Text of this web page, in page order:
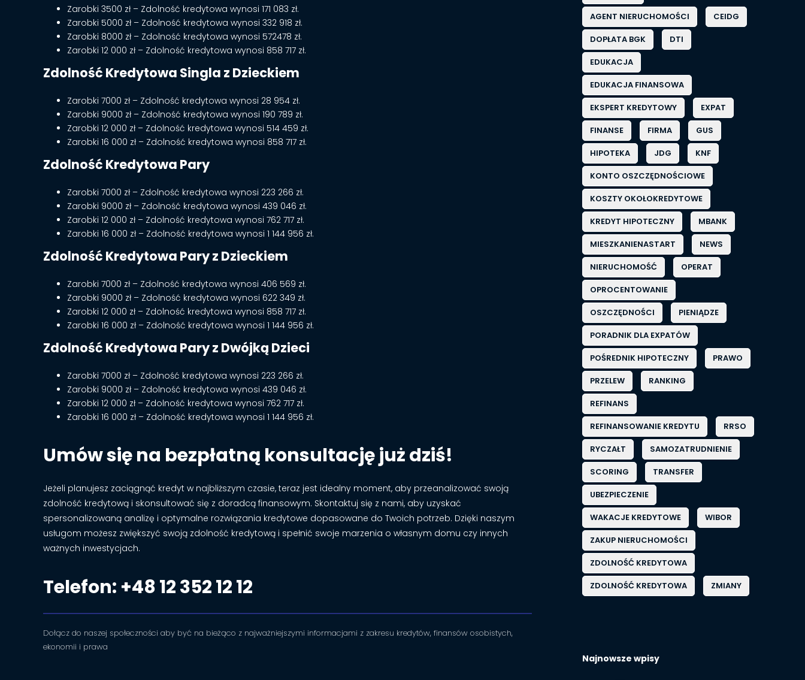
Zarobki 3500 zł – Zdolność kredytowa wynosi 171 083 zł.
Zarobki 5000 zł – Zdolność kredytowa wynosi 332 918 zł.
Zarobki 8000 zł – Zdolność kredytowa wynosi 572478 zł.
Zarobki 12 000 zł – Zdolność kredytowa wynosi 858 717 zł.
Zdolność Kredytowa Singla z Dzieckiem
Zarobki 7000 zł – Zdolność kredytowa wynosi 28 954 zł.
Zarobki 9000 zł – Zdolność kredytowa wynosi 190 789 zł.
Zarobki 12 000 zł – Zdolność kredytowa wynosi 514 459 zł.
Zarobki 16 000 zł – Zdolność kredytowa wynosi 858 717 zł.
Zdolność Kredytowa Pary
Zarobki 7000 zł – Zdolność kredytowa wynosi 223 266 zł.
Zarobki 9000 zł – Zdolność kredytowa wynosi 439 046 zł.
Zarobki 12 000 zł – Zdolność kredytowa wynosi 762 717 zł.
Zarobki 16 000 zł – Zdolność kredytowa wynosi 1 144 956 zł.
Zdolność Kredytowa Pary z Dzieckiem
Zarobki 7000 zł – Zdolność kredytowa wynosi 406 569 zł.
Zarobki 9000 zł – Zdolność kredytowa wynosi 622 349 zł.
Zarobki 12 000 zł – Zdolność kredytowa wynosi 858 717 zł.
Zarobki 16 000 zł – Zdolność kredytowa wynosi 1 144 956 zł.
Zdolność Kredytowa Pary z Dwójką Dzieci
Zarobki 7000 zł – Zdolność kredytowa wynosi 223 266 zł.
Zarobki 9000 zł – Zdolność kredytowa wynosi 439 046 zł.
Zarobki 12 000 zł – Zdolność kredytowa wynosi 762 717 zł.
Zarobki 16 000 zł – Zdolność kredytowa wynosi 1 144 956 zł.
Umów się na bezpłatną konsultację już dziś!
Jeżeli planujesz zaciągnąć kredyt w najbliższym czasie, teraz jest idealny moment, aby przeanalizować swoją
zdolność kredytową i skonsultować się z doradcą finansowym. Skontaktuj się z nami, aby uzyskać
spersonalizowaną analizę i optymalne rozwiązania kredytowe dopasowane do Twoich potrzeb. Dzięki naszym
usługom możesz zwiększyć swoją zdolność kredytową i spełnić swoje marzenia o własnym domu czy innych
ważnych inwestycjach.
Telefon: +48 12 352 12 12
Dołącz do naszej społeczności aby być na bieżąco z najważniejszymi informacjami z zakresu kredytów, finansów osobistych,
ekonomii i prawa
AGENT NIERUCHOMOŚCI
CEIDG
DOPŁATA BGK
DTI
EDUKACJA
EDUKACJA FINANSOWA
EKSPERT KREDYTOWY
EXPAT
FINANSE
FIRMA
GUS
HIPOTEKA
JDG
KNF
KONTO OSZCZĘDNOŚCIOWE
KOSZTY OKOŁOKREDYTOWE
KREDYT HIPOTECZNY
MBANK
MIESZKANIENASTART
NEWS
NIERUCHOMOŚĆ
OPERAT
OPROCENTOWANIE
OSZCZĘDNOŚCI
PIENIĄDZE
PORADNIK DLA EXPATÓW
POŚREDNIK HIPOTECZNY
PRAWO
PRZELEW
RANKING
REFINANS
REFINANSOWANIE KREDYTU
RRSO
RYCZAŁT
SAMOZATRUDNIENIE
SCORING
TRANSFER
UBEZPIECZENIE
WAKACJE KREDYTOWE
WIBOR
ZAKUP NIERUCHOMOŚCI
ZDOLNOŚĆ KREDYTOWA
ZDOLNOŚĆ KREDYTOWA
ZMIANY
Najnowsze wpisy